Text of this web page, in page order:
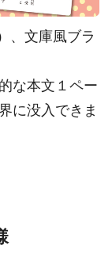
、文庫風ブラ
な本文１ペー
に没入できま